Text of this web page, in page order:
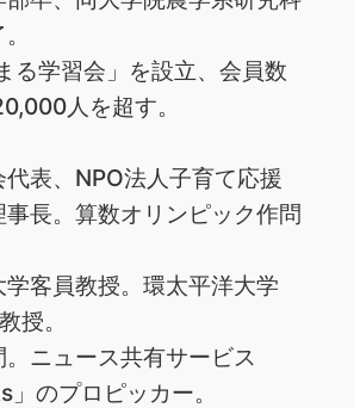
る学習会」を設立、会員数
人を超す。
表、NPO法人子育て応援
長。算数オリンピック作問
客員教授。環太平洋大学
授。
。ニュース共有サービス
」のプロピッカー。